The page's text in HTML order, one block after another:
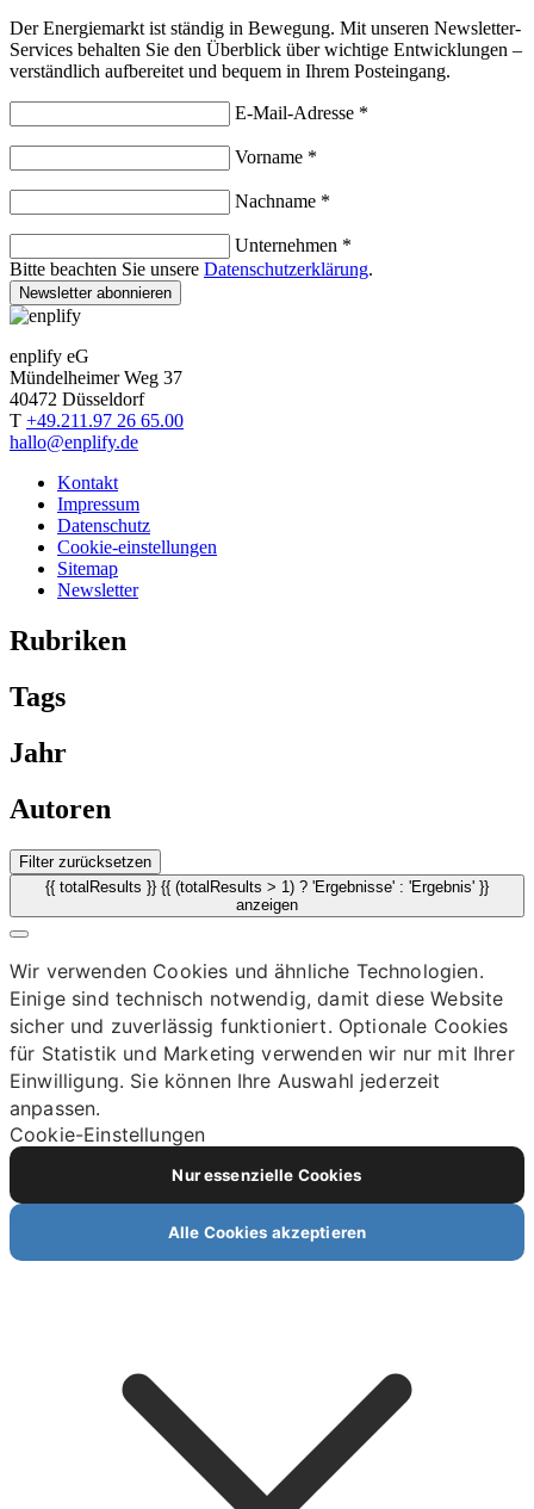
Der Energiemarkt ist ständig in Bewegung. Mit unseren Newsletter-
Services behalten Sie den Überblick über wichtige Entwicklungen –
verständlich aufbereitet und bequem in Ihrem Posteingang.
E-Mail-Adresse *
Vorname *
Nachname *
Unternehmen *
Bitte beachten Sie unsere Datenschutzerklärung.
Newsletter abonnieren
enplify eG
Mündelheimer Weg 37
40472 Düsseldorf
T +49.211.97 26 65.00
hallo@enplify.de
Kontakt
Impressum
Datenschutz
Cookie-einstellungen
Sitemap
Newsletter
Rubriken
Tags
Jahr
Autoren
Filter zurücksetzen
{{ totalResults }} {{ (totalResults > 1) ? 'Ergebnisse' : 'Ergebnis' }}
anzeigen
Wir verwenden Cookies und ähnliche Technologien.
Einige sind technisch notwendig, damit diese Website
sicher und zuverlässig funktioniert. Optionale Cookies
für Statistik und Marketing verwenden wir nur mit Ihrer
Einwilligung. Sie können Ihre Auswahl jederzeit
anpassen.
Cookie-Einstellungen
Nur essenzielle Cookies
Alle Cookies akzeptieren